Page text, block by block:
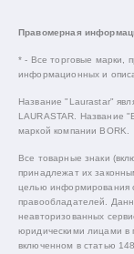
Правомерная
* - Все торговые марки,
информационных и
Название "Laurastar"
LAURASTAR. Название
маркой компании BORK.
Все товарные знаки
принадлежат их
целью информирования
правообладателей.
неавторизованных
юридическими лицами в
включенном в статью